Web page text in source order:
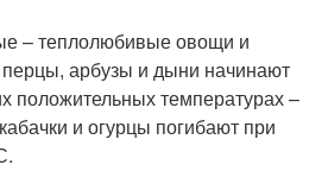
– теплолюбивые овощи и
арбузы и дыни начинают
положительных температурах –
и огурцы погибают при